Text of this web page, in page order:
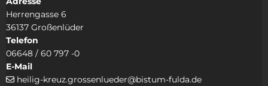
Herrengasse 6
36137 Großenlüder
Telefon
06648 / 60 797 -0
E-Mail
 heilig-kreuz.grossenlueder@bistum-fulda.de